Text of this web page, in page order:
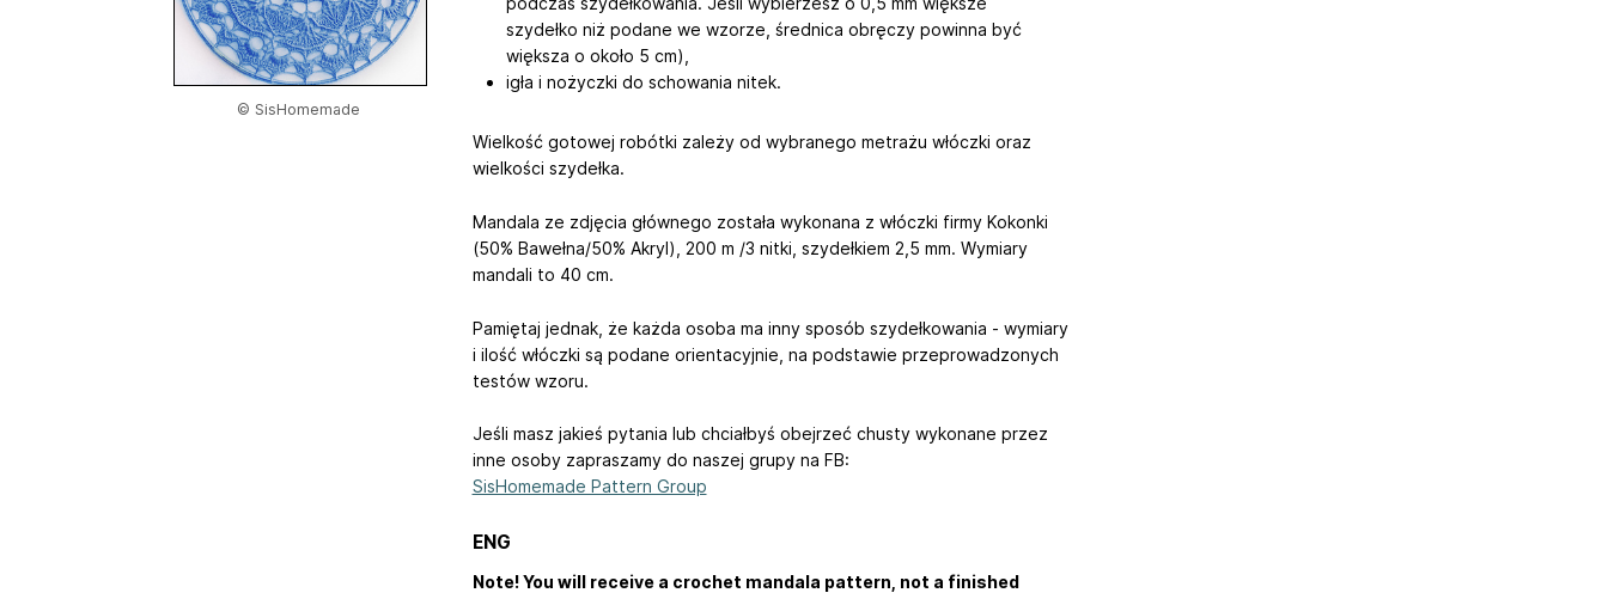
© SisHomemade
szydełko niż podane we wzorze, średnica obręczy powinna być
większa o około 5 cm),
igła i nożyczki do schowania nitek.
Wielkość gotowej robótki zależy od wybranego metrażu włóczki oraz
wielkości szydełka.
Mandala ze zdjęcia głównego została wykonana z włóczki firmy Kokonki
(50% Bawełna/50% Akryl), 200 m /3 nitki, szydełkiem 2,5 mm. Wymiary
mandali to 40 cm.
Pamiętaj jednak, że każda osoba ma inny sposób szydełkowania - wymiary
i ilość włóczki są podane orientacyjnie, na podstawie przeprowadzonych
testów wzoru.
Jeśli masz jakieś pytania lub chciałbyś obejrzeć chusty wykonane przez
inne osoby zapraszamy do naszej grupy na FB:
SisHomemade Pattern Group
ENG
Note! You will receive a crochet mandala pattern, not a finished